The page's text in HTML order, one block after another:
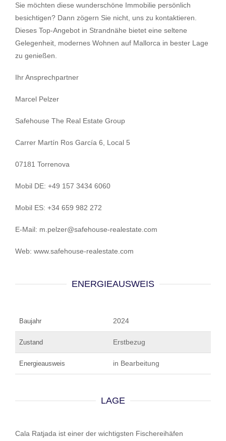
Sie möchten diese wunderschöne Immobilie persönlich
besichtigen? Dann zögern Sie nicht, uns zu kontaktieren.
Dieses Top-Angebot in Strandnähe bietet eine seltene
Gelegenheit, modernes Wohnen auf Mallorca in bester Lage
zu genießen.
Ihr Ansprechpartner
Marcel Pelzer
Safehouse The Real Estate Group
Carrer Martín Ros García 6, Local 5
07181 Torrenova
Mobil DE: +49 157 3434 6060
Mobil ES: +34 659 982 272
E-Mail: m.pelzer@safehouse-realestate.com
Web: www.safehouse-realestate.com
ENERGIEAUSWEIS
Baujahr 2024
Zustand Erstbezug
Energieausweis in Bearbeitung
LAGE
Cala Ratjada ist einer der wichtigsten Fischereihäfen